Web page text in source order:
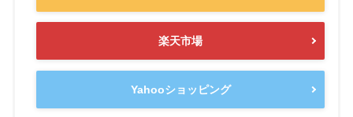
楽天市場
Yahooショッピング